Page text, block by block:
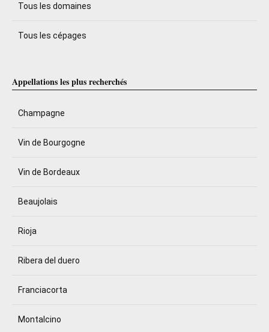
Tous les domaines
Tous les cépages
Appellations les plus recherchés
Champagne
Vin de Bourgogne
Vin de Bordeaux
Beaujolais
Rioja
Ribera del duero
Franciacorta
Montalcino